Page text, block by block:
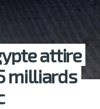
attire
milliards